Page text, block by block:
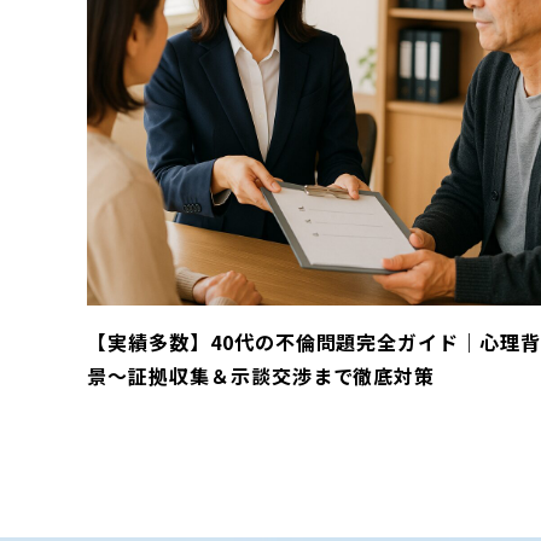
【実績多数】40代の不倫問題完全ガイド｜心理背
景～証拠収集＆示談交渉まで徹底対策